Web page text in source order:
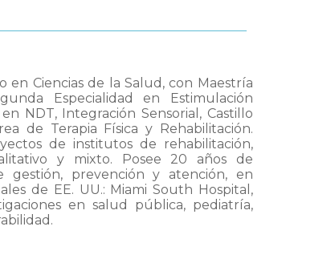
Ciencias de la Salud, con Maestría
Especialidad en Estimulación
NDT, Integración Sensorial, Castillo
de Terapia Física y Rehabilitación.
de institutos de rehabilitación,
y mixto. Posee 20 años de
gestión, prevención y atención, en
de EE. UU.: Miami South Hospital,
en salud pública, pediatría,